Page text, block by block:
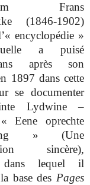
Frans
(1846-1902)
encyclopédie »
a puisé
après son
1897 dans cette
se documenter
Lydwine –
Eene oprechte
» (Une
sincère),
dans lequel il
base des Pages